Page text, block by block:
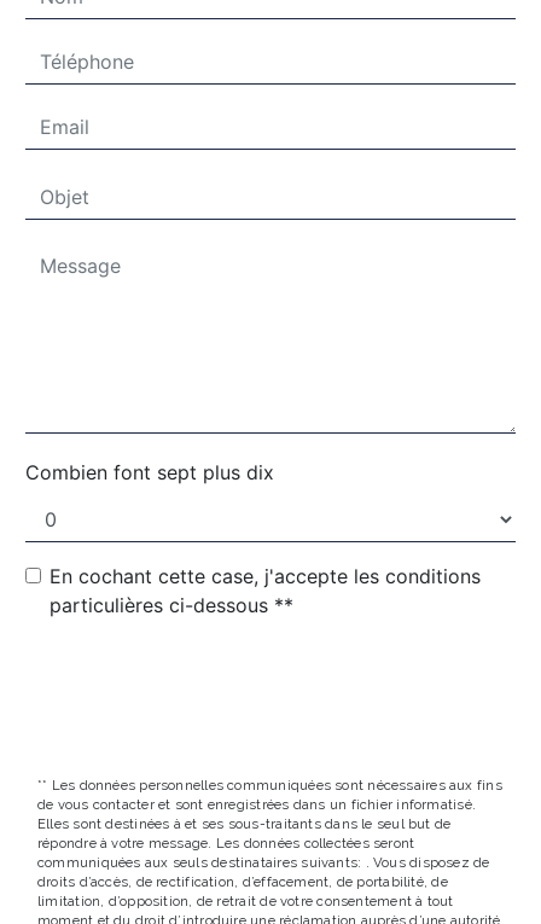
Combien font sept plus dix
En cochant cette case, j'accepte les conditions
particulières ci-dessous **
** Les données personnelles communiquées sont nécessaires aux fins
de vous contacter et sont enregistrées dans un fichier informatisé.
Elles sont destinées à et ses sous-traitants dans le seul but de
répondre à votre message. Les données collectées seront
communiquées aux seuls destinataires suivants: . Vous disposez de
droits d’accès, de rectification, d’effacement, de portabilité, de
limitation, d’opposition, de retrait de votre consentement à tout
moment et du droit d’introduire une réclamation auprès d’une autorité